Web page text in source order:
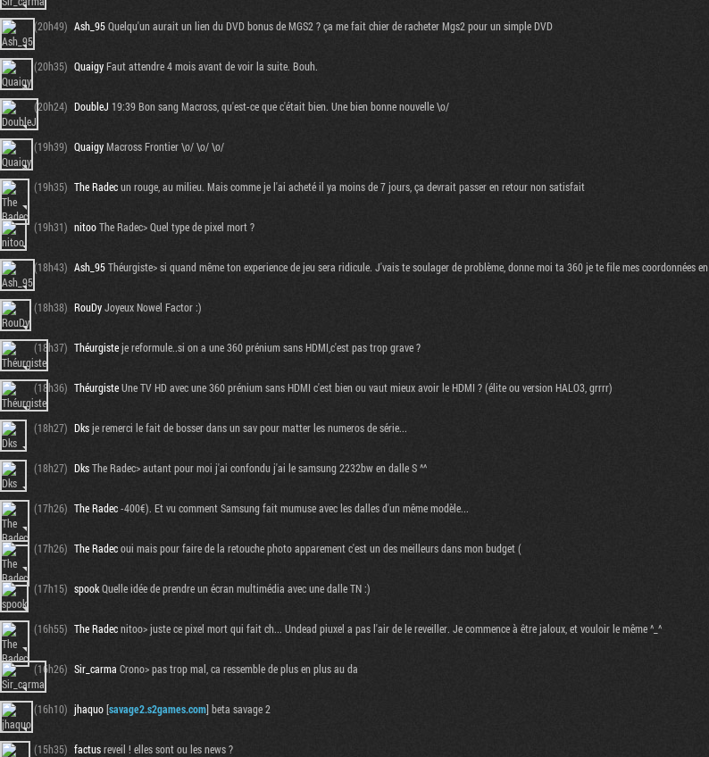
(20h49) Ash_95Quelqu'un aurait un lien du DVD bonus de MGS2 ? ça me fait chier de racheter Mgs2 pour un simple DVD
(20h35) QuaigyFaut attendre 4 mois avant de voir la suite. Bouh.
(20h24) DoubleJ 19:39 Bon sang Macross, qu'est-ce que c'était bien. Une bien bonne nouvelle \o/
(19h39) QuaigyMacross Frontier \o/ \o/ \o/
(19h35) The Radecun rouge, au milieu. Mais comme je l'ai acheté il ya moins de 7 jours, ça devrait passer en retour non satisfait
(19h31) nitooThe Radec> Quel type de pixel mort ?
(18h43) Ash_95Théurgiste> si quand même ton experience de jeu sera ridicule. J'vais te soulager de problème, donne moi ta 360 je te file mes coordonnées
(18h38) RouDyJoyeux Nowel Factor :)
(18h37) Théurgisteje reformule..si on a une 360 prénium sans HDMI,c'est pas trop grave ?
(18h36) ThéurgisteUne TV HD avec une 360 prénium sans HDMI c'est bien ou vaut mieux avoir le HDMI ? (élite ou version HALO3, grrrr)
(18h27) Dksje remerci le fait de bosser dans un sav pour matter les numeros de série...
(18h27) DksThe Radec> autant pour moi j'ai confondu j'ai le samsung 2232bw en dalle S ^^
(17h26) The Radec-400€). Et vu comment Samsung fait mumuse avec les dalles d'un même modèle...
(17h26) The Radecoui mais pour faire de la retouche photo apparement c'est un des meilleurs dans mon budget (
(17h15) spookQuelle idée de prendre un écran multimédia avec une dalle TN :)
(16h55) The Radecnitoo> juste ce pixel mort qui fait ch... Undead piuxel a pas l'air de le reveiller. Je commence à être jaloux, et vouloir le même ^_^
(16h26) Sir_carma Crono> pas trop mal, ca ressemble de plus en plus au da
(16h10) jhaquo[savage2.s2games.com] beta savage 2
(15h35) factusreveil ! elles sont ou les news ?